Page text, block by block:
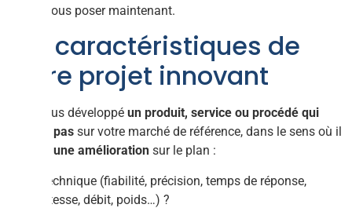
allons vous poser maintenant.
Les caractéristiques de
votre projet innovant
Avez-vous développé un produit, service ou procédé qui
n’existe pas sur votre marché de référence, dans le sens où il
une amélioration sur le plan :
Technique (fiabilité, précision, temps de réponse,
vitesse, débit, poids…) ?